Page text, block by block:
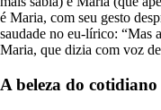
é Maria, com seu gesto
saudade no eu-lírico: “Mas
Maria, que dizia com voz
A beleza do